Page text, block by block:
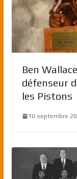
Ben
défenseur
les Pistons
10 septembre